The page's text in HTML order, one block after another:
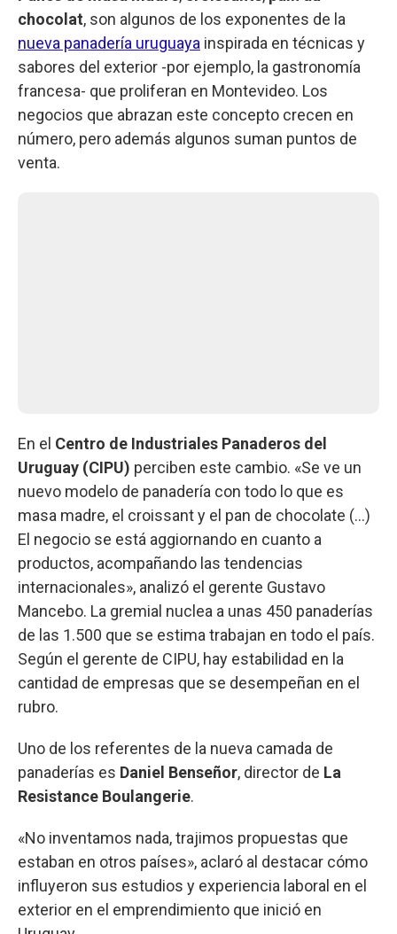
chocolat, son algunos de los exponentes de la
nueva panadería uruguaya inspirada en técnicas y
sabores del exterior -por ejemplo, la gastronomía
francesa- que proliferan en Montevideo. Los
negocios que abrazan este concepto crecen en
número, pero además algunos suman puntos de
venta.
En el Centro de Industriales Panaderos del
Uruguay (CIPU) perciben este cambio. «Se ve un
nuevo modelo de panadería con todo lo que es
masa madre, el croissant y el pan de chocolate (...)
El negocio se está aggiornando en cuanto a
productos, acompañando las tendencias
internacionales», analizó el gerente Gustavo
Mancebo. La gremial nuclea a unas 450 panaderías
de las 1.500 que se estima trabajan en todo el país.
Según el gerente de CIPU, hay estabilidad en la
cantidad de empresas que se desempeñan en el
rubro.
Uno de los referentes de la nueva camada de
panaderías es Daniel Benseñor, director de La
Resistance Boulangerie.
«No inventamos nada, trajimos propuestas que
estaban en otros países», aclaró al destacar cómo
influyeron sus estudios y experiencia laboral en el
exterior en el emprendimiento que inició en